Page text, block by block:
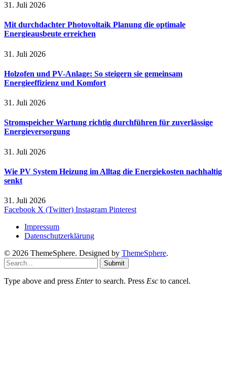
31. Juli 2026
Mit durchdachter Photovoltaik Planung die optimale
Energieausbeute erreichen
31. Juli 2026
Holzofen und PV-Anlage: So steigern sie gemeinsam
Energieeffizienz und Komfort
31. Juli 2026
Stromspeicher Wartung richtig durchführen für zuverlässige
Energieversorgung
31. Juli 2026
Wie PV System Heizung im Alltag die Energiekosten nachhaltig
senkt
31. Juli 2026
Facebook X (Twitter) Instagram Pinterest
Impressum
Datenschutzerklärung
© 2026 ThemeSphere. Designed by ThemeSphere.
Submit
Type above and press Enterto search. Press Esc to cancel.